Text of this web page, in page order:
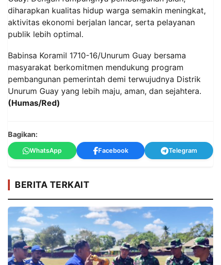
diharapkan kualitas hidup warga semakin meningkat,
aktivitas ekonomi berjalan lancar, serta pelayanan
publik lebih optimal.
Babinsa Koramil 1710-16/Unurum Guay bersama
masyarakat berkomitmen mendukung program
pembangunan pemerintah demi terwujudnya Distrik
Unurum Guay yang lebih maju, aman, dan sejahtera.
(Humas/Red)
Bagikan:
WhatsApp Facebook Telegram
BERITA TERKAIT